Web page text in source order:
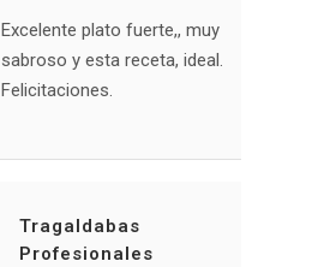
Excelente plato fuerte,, muy
sabroso y esta receta, ideal.
Felicitaciones.
Tragaldabas
Profesionales